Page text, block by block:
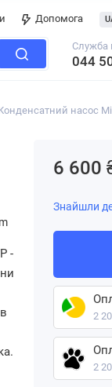
Допомога
Служба
044
насос
-
6 600
Знайшли
2
2